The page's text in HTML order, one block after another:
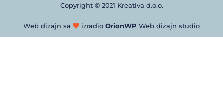
Copyright © 2021 Kreativa d.o.o.
Web dizajn sa izradio OrionWP Web dizajn studio